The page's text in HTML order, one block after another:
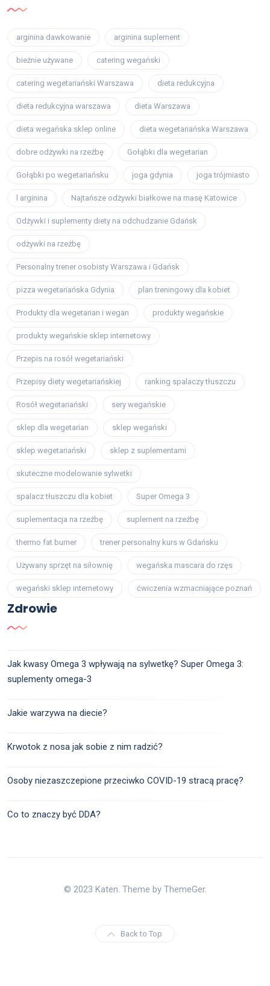
arginina dawkowanie arginina suplement
bieżnie używane catering wegański
catering wegetariański Warszawa dieta redukcyjna
dieta redukcyjna warszawa dieta Warszawa
dieta wegańska sklep online dieta wegetariańska Warszawa
dobre odżywki na rzeźbę Gołąbki dla wegetarian
Gołąbki po wegetariańsku joga gdynia joga trójmiasto
l arginina Najtańsze odżywki białkowe na masę Katowice
Odżywki i suplementy diety na odchudzanie Gdańsk
odżywki na rzeźbę
Personalny trener osobisty Warszawa i Gdańsk
pizza wegetariańska Gdynia plan treningowy dla kobiet
Produkty dla wegetarian i wegan produkty wegańskie
produkty wegańskie sklep internetowy
Przepis na rosół wegetariański
Przepisy diety wegetariańskiej ranking spalaczy tłuszczu
Rosół wegetariański sery wegańskie
sklep dla wegetarian sklep wegański
sklep wegetariański sklep z suplementami
skuteczne modelowanie sylwetki
spalacz tłuszczu dla kobiet Super Omega 3
suplementacja na rzeźbę suplement na rzeźbę
thermo fat burner trener personalny kurs w Gdańsku
Używany sprzęt na siłownię wegańska mascara do rzęs
wegański sklep internetowy ćwiczenia wzmacniające poznań
Zdrowie
Jak kwasy Omega 3 wpływają na sylwetkę? Super Omega 3:
suplementy omega-3
Jakie warzywa na diecie?
Krwotok z nosa jak sobie z nim radzić?
Osoby niezaszczepione przeciwko COVID-19 stracą pracę?
Co to znaczy być DDA?
© 2023 Katen. Theme by ThemeGer.
Back to Top